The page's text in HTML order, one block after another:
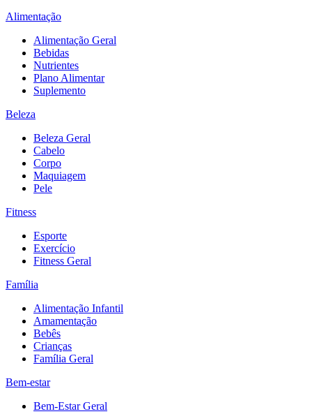
Alimentação
Alimentação Geral
Bebidas
Nutrientes
Plano Alimentar
Suplemento
Beleza
Beleza Geral
Cabelo
Corpo
Maquiagem
Pele
Fitness
Esporte
Exercício
Fitness Geral
Família
Alimentação Infantil
Amamentação
Bebês
Crianças
Família Geral
Bem-estar
Bem-Estar Geral